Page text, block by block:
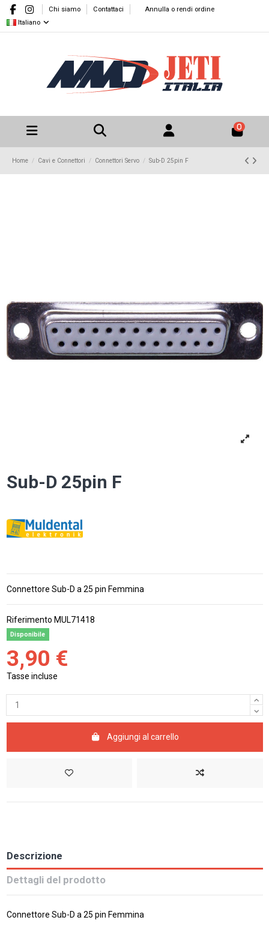
Chi siamo Contattaci
Annulla o rendi ordine
Italiano
0
Home Cavi e Connettori Connettori Servo Sub-D 25pin F
Sub-D 25pin F
Connettore Sub-D a 25 pin Femmina
Riferimento MUL71418
Disponibile
3,90 €
Tasse incluse
Aggiungi al carrello
Descrizione
Dettagli del prodotto
Connettore Sub-D a 25 pin Femmina